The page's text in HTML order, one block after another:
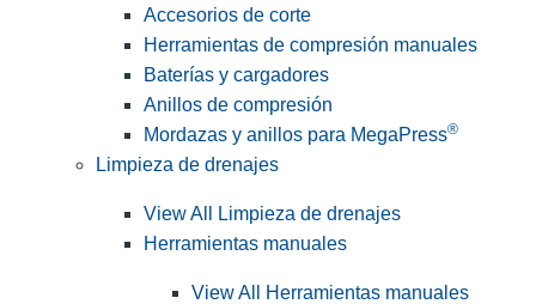
Accesorios de corte
Herramientas de compresión manuales
Baterías y cargadores
Anillos de compresión
Mordazas y anillos para MegaPress®
Limpieza de drenajes
View All Limpieza de drenajes
Herramientas manuales
View All Herramientas manuales